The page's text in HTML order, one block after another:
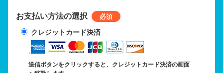
お支払い方法の選択
クレジットカード決済
送信ボタンをクリックすると、クレジットカード決済の画面